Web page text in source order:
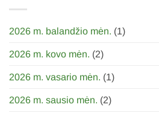
35m.
2026 m. balandžio mėn. (1)
2026 m. kovo mėn. (2)
2026 m. vasario mėn. (1)
2026 m. sausio mėn. (2)